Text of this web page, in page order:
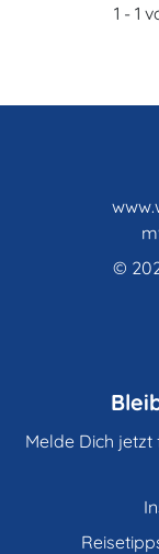
1 - 1
©
Melde Dich